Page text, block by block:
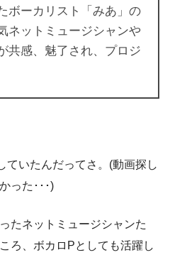
ボーカリスト「みあ」の
ネットミュージシャンや
共感、魅了され、プロジ
ていたんだってさ。(動画探し
った･･･)
たネットミュージシャンた
ろ、ボカロPとしても活躍し